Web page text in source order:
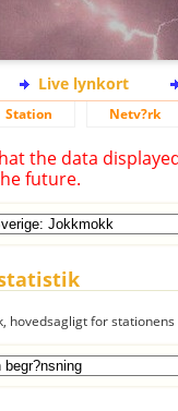
Live lynkort
Station Netv?rk
the data
future.
hovedsagligt for